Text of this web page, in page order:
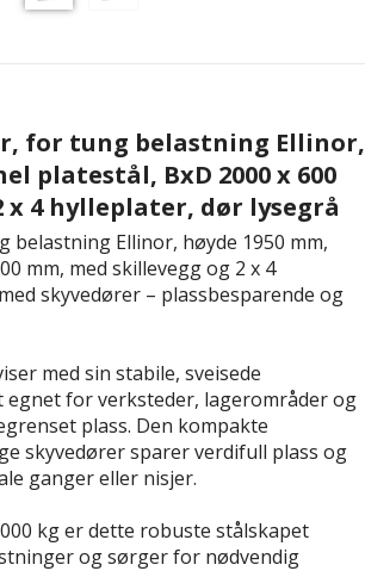
for tung belastning Ellinor,
platestål, BxD 2000 x 600
x 4 hylleplater, dør lysegrå
belastning Ellinor, høyde 1950 mm,
mm, med skillevegg og 2 x 4
skyvedører – plassbesparende og
med sin stabile, sveisede
for verksteder, lagerområder og
plass. Den kompakte
skyvedører sparer verdifull plass og
ganger eller nisjer.
kg er dette robuste stålskapet
og sørger for nødvendig